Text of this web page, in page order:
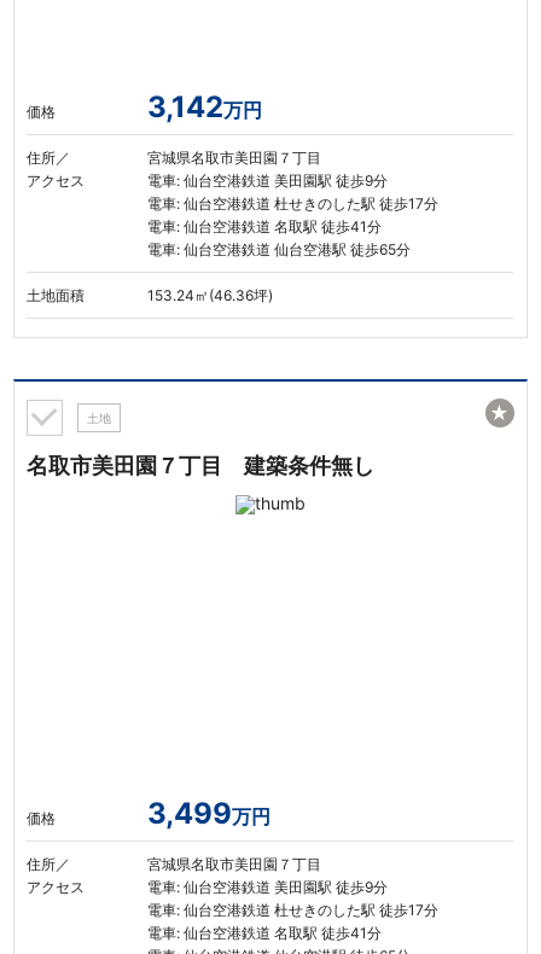
価格 3,142万円
住所／
アクセス
宮城県名取市美田園７丁目
電車: 仙台空港鉄道 美田園駅 徒歩9分
電車: 仙台空港鉄道 杜せきのした駅 徒歩17分
電車: 仙台空港鉄道 名取駅 徒歩41分
電車: 仙台空港鉄道 仙台空港駅 徒歩65分
土地面積 153.24㎡(46.36坪)
土地
名取市美田園７丁目 建築条件無し
価格 3,499万円
住所／
アクセス
宮城県名取市美田園７丁目
電車: 仙台空港鉄道 美田園駅 徒歩9分
電車: 仙台空港鉄道 杜せきのした駅 徒歩17分
電車: 仙台空港鉄道 名取駅 徒歩41分
★